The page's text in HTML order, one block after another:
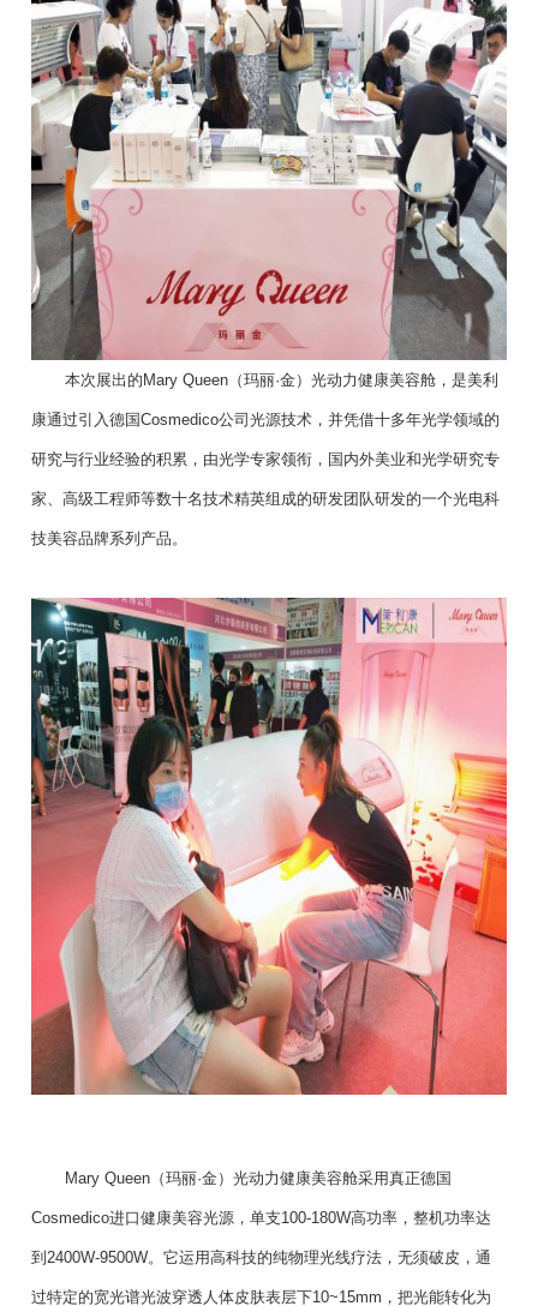
本次展出的Mary Queen（玛丽·金）光动力健康美容舱，是美利
康通过引入德国Cosmedico公司光源技术，并凭借十多年光学领域的
研究与行业经验的积累，由光学专家领衔，国内外美业和光学研究专
家、高级工程师等数十名技术精英组成的研发团队研发的一个光电科
技美容品牌系列产品。
Mary Queen（玛丽·金）光动力健康美容舱采用真正德国
Cosmedico进口健康美容光源，单支100-180W高功率，整机功率达
到2400W-9500W。它运用高科技的纯物理光线疗法，无须破皮，通
过特定的宽光谱光波穿透人体皮肤表层下10~15mm，把光能转化为